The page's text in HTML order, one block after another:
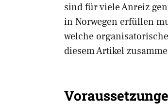
sind für viele Anreiz
in Norwegen erfüllen
welche
diesem Artikel